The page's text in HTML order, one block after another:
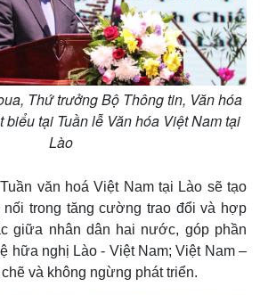
Thứ trưởng Bộ Thông tin, Văn hóa
biểu tại Tuần lễ Văn hóa Việt Nam tại
Lào
văn hoá Việt Nam tại Lào sẽ tạo
trong tăng cường trao đổi và hợp
giữa nhân dân hai nước, góp phần
hữa nghị Lào - Việt Nam; Việt Nam –
và không ngừng phát triển.